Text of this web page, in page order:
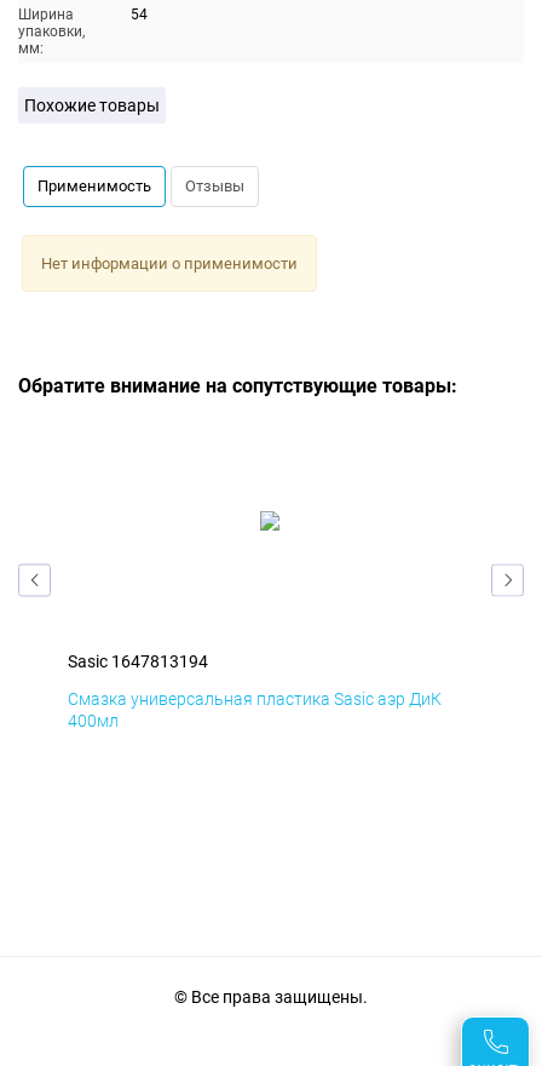
Ширина
упаковки,
мм:
54
Похожие товары
Применимость Отзывы
Нет информации о применимости
Обратите внимание на сопутствующие товары:
Sasic 1647813194
Смазка универсальная пластика Sasic аэр ДиК
400мл
© Все права защищены.